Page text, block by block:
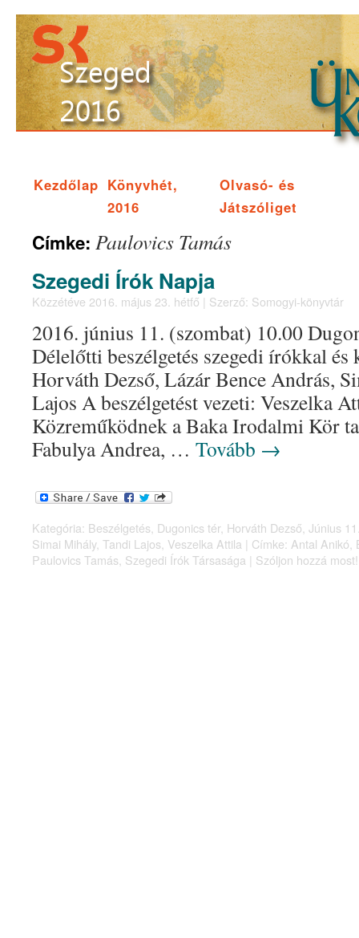
Kezdőlap Könyvhét,
2016
Olvasó- és
Játszóliget
Címke: Paulovics Tamás
Szegedi Írók Napja
Közzétéve 2016. május 23. hétfő | Szerző: Somogyi-könyvtár
2016. június 11. (szombat) 10.00
Délelőtti beszélgetés szegedi írókkal
Horváth Dezső, Lázár Bence András,
Lajos A beszélgetést vezeti: Veszelka
Közreműködnek a Baka Irodalmi Kör
Fabulya Andrea, … Tovább →
Kategória: Beszélgetés, Dugonics tér, Horváth Dezső, Június
Simai Mihály, Tandi Lajos, Veszelka Attila | Címke: Antal Anikó,
Paulovics Tamás, Szegedi Írók Társasága | Szóljon hozzá most!